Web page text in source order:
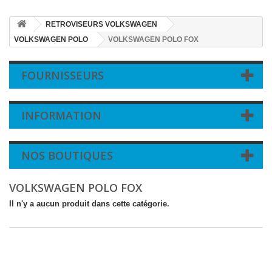
RETROVISEURS VOLKSWAGEN
VOLKSWAGEN POLO
VOLKSWAGEN POLO FOX
FOURNISSEURS
INFORMATION
NOS BOUTIQUES
VOLKSWAGEN POLO FOX
Il n'y a aucun produit dans cette catégorie.